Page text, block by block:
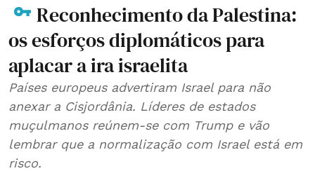
Reconhecimento da Palestina:
os esforços diplomáticos para
aplacar a ira israelita
Países europeus advertiram Israel para não
anexar a Cisjordânia. Líderes de estados
muçulmanos reúnem-se com Trump e vão
lembrar que a normalização com Israel está em
risco.